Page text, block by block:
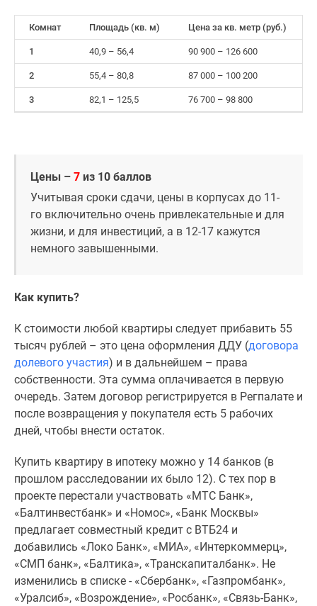
Комнат Площадь (кв. м) Цена за кв. метр (руб.)
1 40,9 – 56,4 90 900 – 126 600
2 55,4 – 80,8 87 000 – 100 200
3 82,1 – 125,5 76 700 – 98 800
Цены – 7 из 10 баллов
Учитывая сроки сдачи, цены в корпусах до 11-
го включительно очень привлекательные и для
жизни, и для инвестиций, а в 12-17 кажутся
немного завышенными.
Как купить?
К стоимости любой квартиры следует прибавить 55
тысяч рублей – это цена оформления ДДУ (договора
долевого участия) и в дальнейшем – права
собственности. Эта сумма оплачивается в первую
очередь. Затем договор регистрируется в Регпалате и
после возвращения у покупателя есть 5 рабочих
дней, чтобы внести остаток.
Купить квартиру в ипотеку можно у 14 банков (в
прошлом расследовании их было 12). С тех пор в
проекте перестали участвовать «МТС Банк»,
«Балтинвестбанк» и «Номос», «Банк Москвы»
предлагает совместный кредит с ВТБ24 и
добавились «Локо Банк», «МИА», «Интеркоммерц»,
«СМП банк», «Балтика», «Транскапиталбанк». Не
изменились в списке - «Сбербанк», «Газпромбанк»,
«Уралсиб», «Возрождение», «Росбанк», «Связь-Банк»,